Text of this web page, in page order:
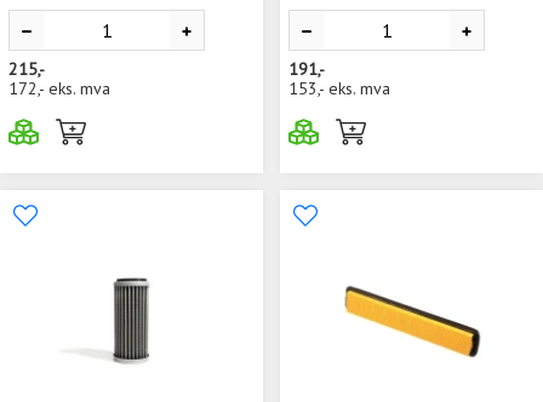
215,-
172,- eks. mva
191,-
153,- eks. mva